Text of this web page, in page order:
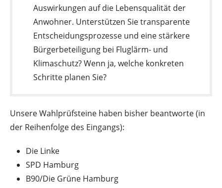
Auswirkungen auf die Lebensqualität der
Anwohner. Unterstützen Sie transparente
Entscheidungsprozesse und eine stärkere
Bürgerbeteiligung bei Fluglärm- und
Klimaschutz? Wenn ja, welche konkreten
Schritte planen Sie?
Unsere Wahlprüfsteine haben bisher beantworte (in
der Reihenfolge des Eingangs):
Die Linke
SPD Hamburg
B90/Die Grüne Hamburg